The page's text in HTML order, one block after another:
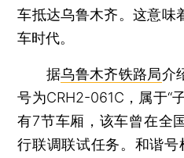
车抵达乌鲁木齐。这意味
车时代。
据乌鲁木齐铁路局介
号为CRH2-061C，属于“
有7节车厢，该车曾在全
行联调联试任务。和谐号